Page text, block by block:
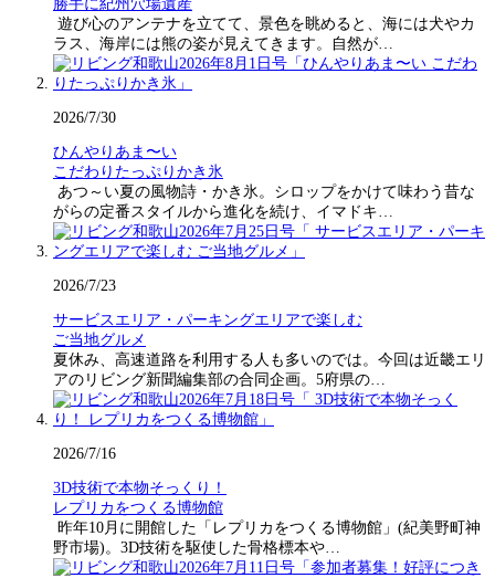
勝手に紀州穴場遺産
遊び心のアンテナを立てて、景色を眺めると、海には犬やカ
ラス、海岸には熊の姿が見えてきます。自然が…
2026/7/30
ひんやりあま〜い
こだわりたっぷりかき氷
あつ～い夏の風物詩・かき氷。シロップをかけて味わう昔な
がらの定番スタイルから進化を続け、イマドキ…
2026/7/23
サービスエリア・パーキングエリアで楽しむ
ご当地グルメ
夏休み、高速道路を利用する人も多いのでは。今回は近畿エリ
アのリビング新聞編集部の合同企画。5府県の…
2026/7/16
3D技術で本物そっくり！
レプリカをつくる博物館
昨年10月に開館した「レプリカをつくる博物館」(紀美野町神
野市場)。3D技術を駆使した骨格標本や…